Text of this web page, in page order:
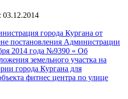
03.12.2014
города Кургана от
постановления Администрации
2014 года №9390 « Об
земельного участка на
города Кургана для
фитнес центра по улице